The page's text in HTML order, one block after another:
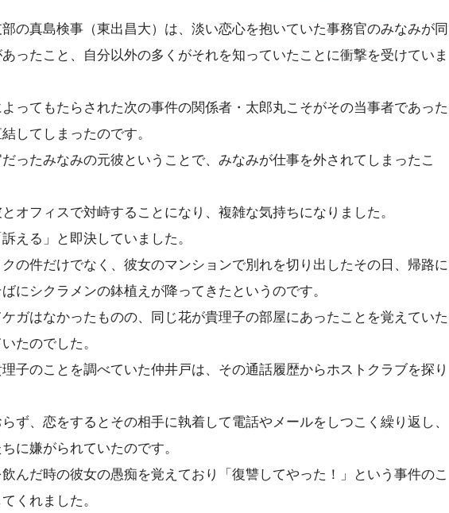
の真島検事（東出昌大）は、淡い恋心を抱いていた事務官のみなみが同
ったこと、自分以外の多くがそれを知っていたことに衝撃を受けていま
ってもたらされた次の事件の関係者・太郎丸こそがその当事者であった
してしまったのです。
ったみなみの元彼ということで、みなみが仕事を外されてしまったこ
オフィスで対峙することになり、複雑な気持ちになりました。
える」と即決していました。
の件だけでなく、彼女のマンションで別れを切り出したその日、帰路に
にシクラメンの鉢植えが降ってきたというのです。
ガはなかったものの、同じ花が貴理子の部屋にあったことを覚えていた
たのでした。
子のことを調べていた仲井戸は、その通話履歴からホストクラブを探り
ず、恋をするとその相手に執着して電話やメールをしつこく繰り返し、
に嫌がられていたのです。
んだ時の彼女の愚痴を覚えており「復讐してやった！」という事件のこ
くれました。